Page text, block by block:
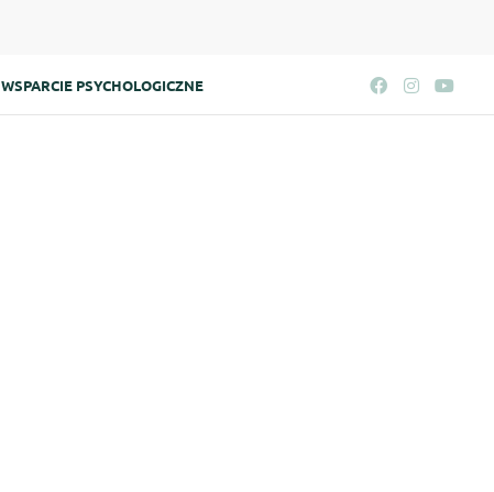
WSPARCIE PSYCHOLOGICZNE